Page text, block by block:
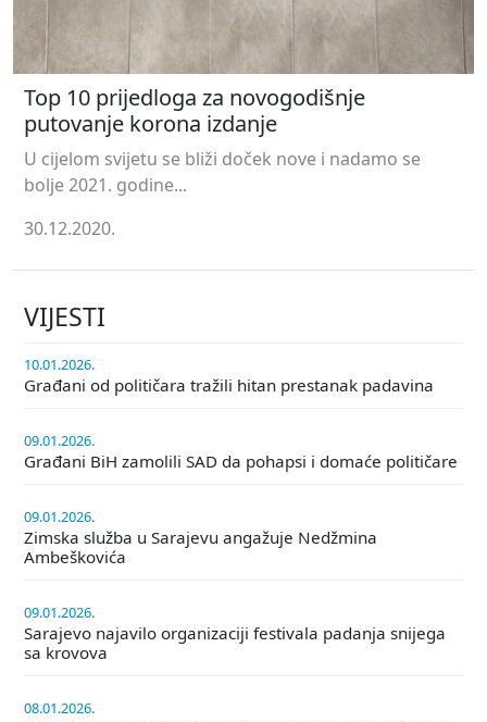
Top 10 prijedloga za novogodišnje
putovanje korona izdanje
U cijelom svijetu se bliži doček nove i nadamo se
bolje 2021. godine...
30.12.2020.
VIJESTI
10.01.2026.
Građani od političara tražili hitan prestanak padavina
09.01.2026.
Građani BiH zamolili SAD da pohapsi i domaće političare
09.01.2026.
Zimska služba u Sarajevu angažuje Nedžmina
Ambeškovića
09.01.2026.
Sarajevo najavilo organizaciji festivala padanja snijega
sa krovova
08.01.2026.